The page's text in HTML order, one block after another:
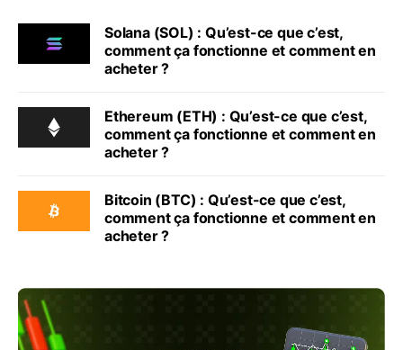
Solana (SOL) : Qu’est-ce que c’est,
comment ça fonctionne et comment en
acheter ?
Ethereum (ETH) : Qu’est-ce que c’est,
comment ça fonctionne et comment en
acheter ?
Bitcoin (BTC) : Qu’est-ce que c’est,
comment ça fonctionne et comment en
acheter ?